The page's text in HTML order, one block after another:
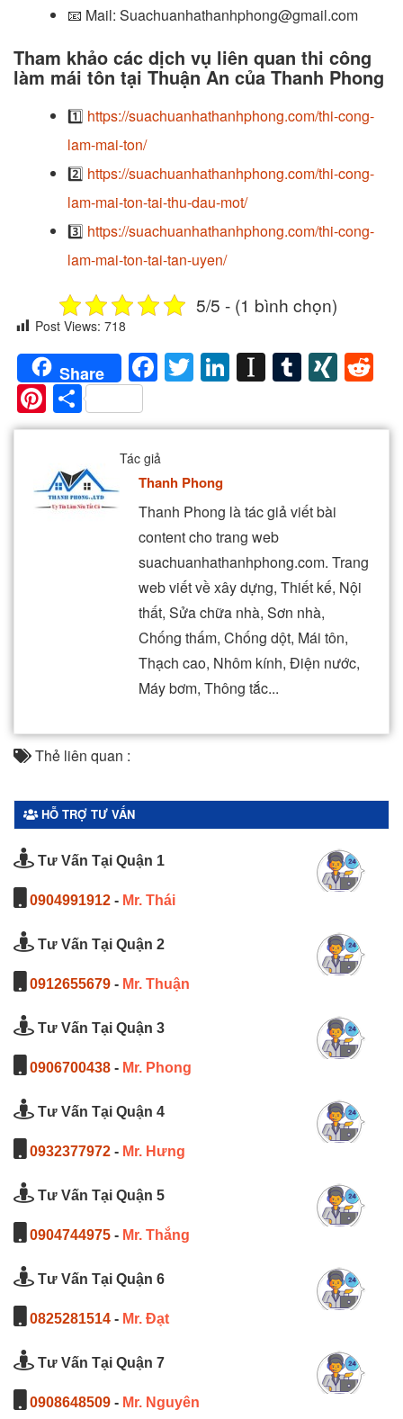
📧 Mail: Suachuanhathanhphong@gmail.com
Tham khảo các dịch vụ liên quan thi công
làm mái tôn tại Thuận An của Thanh Phong
1️⃣ https://suachuanhathanhphong.com/thi-cong-
lam-mai-ton/
2️⃣ https://suachuanhathanhphong.com/thi-cong-
lam-mai-ton-tai-thu-dau-mot/
3️⃣ https://suachuanhathanhphong.com/thi-cong-
lam-mai-ton-tai-tan-uyen/
5/5 - (1 bình chọn)
Post Views: 718
Share Facebook
Twitter
LinkedIn
Instapaper
Tumblr
Pinterest
Share
Tác giả
Thanh Phong
Thanh Phong là tác giả viết bài
content cho trang web
suachuanhathanhphong.com. Trang
web viết về xây dựng, Thiết kế, Nội
thất, Sửa chữa nhà, Sơn nhà,
Chống thấm, Chống dột, Mái tôn,
Thạch cao, Nhôm kính, Điện nước,
Máy bơm, Thông tắc...
Thẻ liên quan :
HỖ TRỢ TƯ VẤN
Tư Vấn Tại Quận 1
0904991912 - Mr. Thái
Tư Vấn Tại Quận 2
0912655679 - Mr. Thuận
Tư Vấn Tại Quận 3
0906700438 - Mr. Phong
Tư Vấn Tại Quận 4
0932377972 - Mr. Hưng
Tư Vấn Tại Quận 5
0904744975 - Mr. Thắng
Tư Vấn Tại Quận 6
0825281514 - Mr. Đạt
Tư Vấn Tại Quận 7
0908648509 - Mr. Nguyên